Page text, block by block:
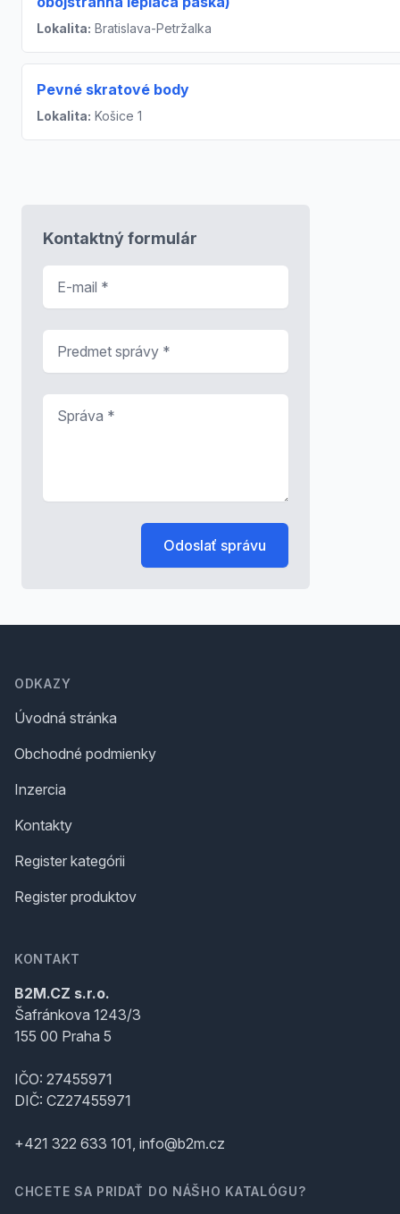
Lokalita: Bratislava-Petržalka
Pevné skratové body
Lokalita: Košice 1
Kontaktný formulár
Odoslať správu
ODKAZY
Úvodná stránka
Obchodné podmienky
Inzercia
Kontakty
Register kategórii
Register produktov
KONTAKT
B2M.CZ s.r.o.
Šafránkova 1243/3
155 00 Praha 5
IČO: 27455971
DIČ: CZ27455971
+421 322 633 101, info@b2m.cz
CHCETE SA PRIDAŤ DO NÁŠHO KATALÓGU?